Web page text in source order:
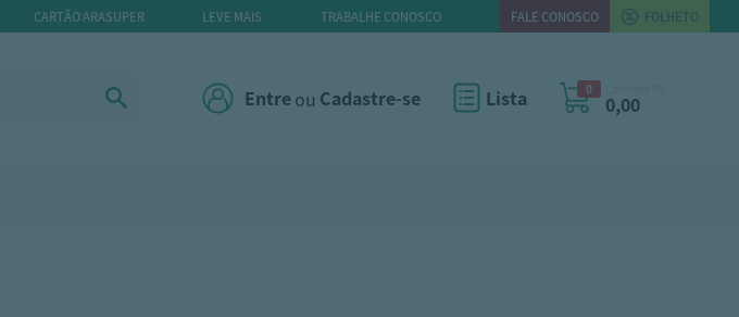
CARTÃO ARASUPER LEVE MAIS TRABALHE CONOSCO FALE CONOSCO FOLHETO
Entreou Cadastre-se Lista 0
0,00